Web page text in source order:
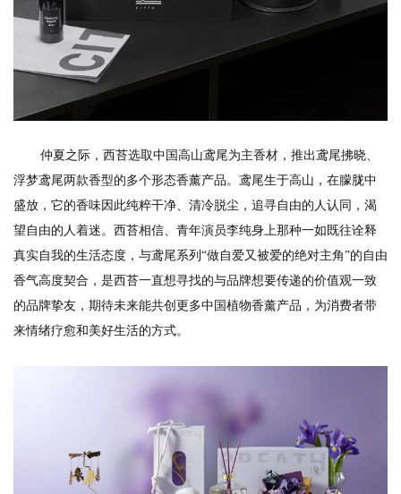
仲夏之际，西苔选取中国高山鸢尾为主香材，推出鸢尾拂晓、
浮梦鸢尾两款香型的多个形态香薰产品。鸢尾生于高山，在朦胧中
盛放，它的香味因此纯粹干净、清冷脱尘，追寻自由的人认同，渴
望自由的人着迷。西苔相信、青年演员李纯身上那种一如既往诠释
真实自我的生活态度，与鸢尾系列“做自爱又被爱的绝对主角”的自由
香气高度契合，是西苔一直想寻找的与品牌想要传递的价值观一致
的品牌挚友，期待未来能共创更多中国植物香薰产品，为消费者带
来情绪疗愈和美好生活的方式。